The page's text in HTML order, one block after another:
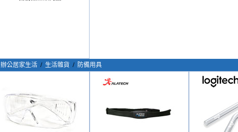
辦公居家生活 / 生活雜貨 / 防備用具